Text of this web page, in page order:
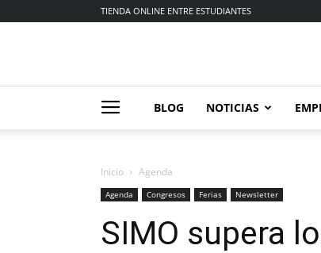
TIENDA ONLINE ENTRE ESTUDIANTES
BLOG NOTICIAS
Inicio Agenda
Agenda Congresos Ferias Newsletter
SIMO supera